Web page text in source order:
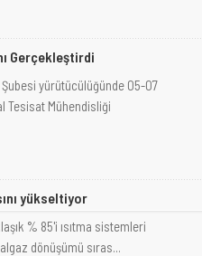
Gerçekleştirdi
Şubesi yürütücülüğünde 05-07
Tesisat Mühendisliği
yükseltiyor
% 85'i ısıtma sistemleri
dönüşümü sıras...